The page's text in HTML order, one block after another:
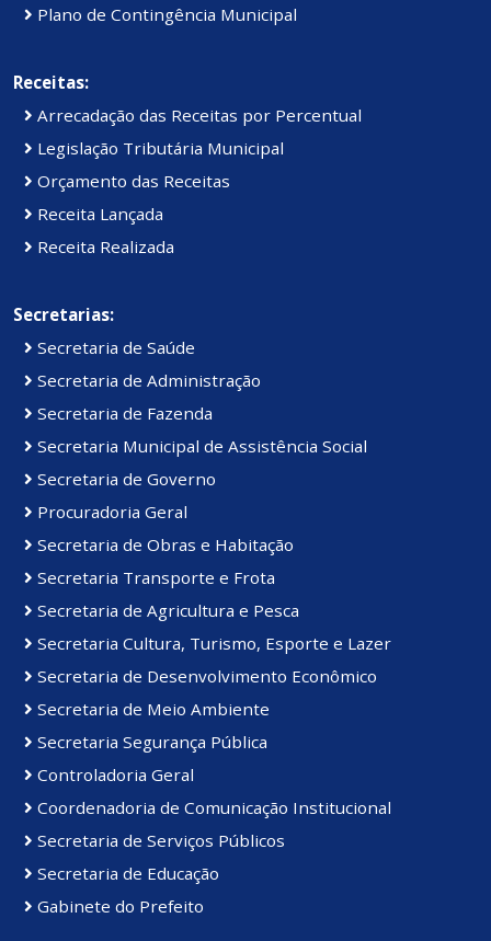
Plano de Contingência Municipal
Receitas:
Arrecadação das Receitas por Percentual
Legislação Tributária Municipal
Orçamento das Receitas
Receita Lançada
Receita Realizada
Secretarias:
Secretaria de Saúde
Secretaria de Administração
Secretaria de Fazenda
Secretaria Municipal de Assistência Social
Secretaria de Governo
Procuradoria Geral
Secretaria de Obras e Habitação
Secretaria Transporte e Frota
Secretaria de Agricultura e Pesca
Secretaria Cultura, Turismo, Esporte e Lazer
Secretaria de Desenvolvimento Econômico
Secretaria de Meio Ambiente
Secretaria Segurança Pública
Controladoria Geral
Coordenadoria de Comunicação Institucional
Secretaria de Serviços Públicos
Secretaria de Educação
Gabinete do Prefeito